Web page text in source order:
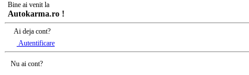
Bine ai venit la
Autokarma.ro !
Ai deja cont?
Autentificare
Nu ai cont?